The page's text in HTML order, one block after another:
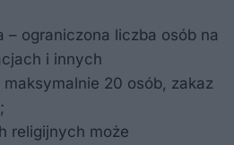
– ograniczona liczba osób na
i innych
20 osób, zakaz
religijnych może